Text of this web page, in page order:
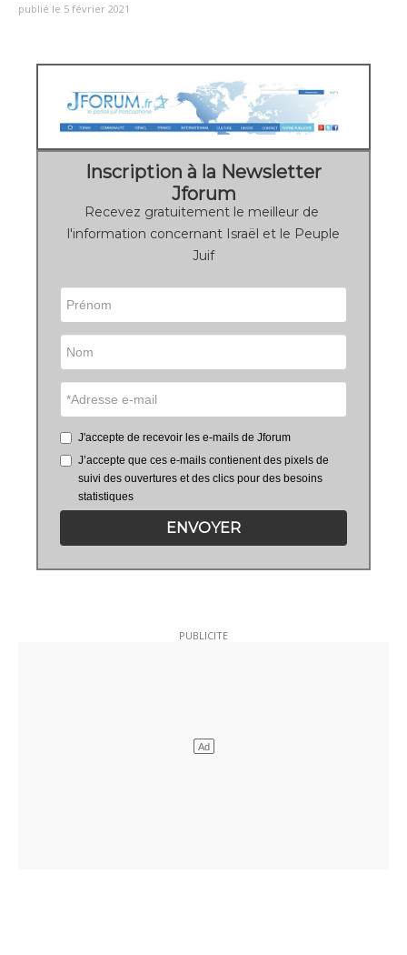
publié le 5 février 2021
Inscription à la Newsletter
Jforum
Recevez gratuitement le meilleur de
l'information concernant Israël et le Peuple
Juif
J'accepte de recevoir les e-mails de Jforum
J’accepte que ces e-mails contienent des pixels de
suivi des ouvertures et des clics pour des besoins
statistiques
ENVOYER